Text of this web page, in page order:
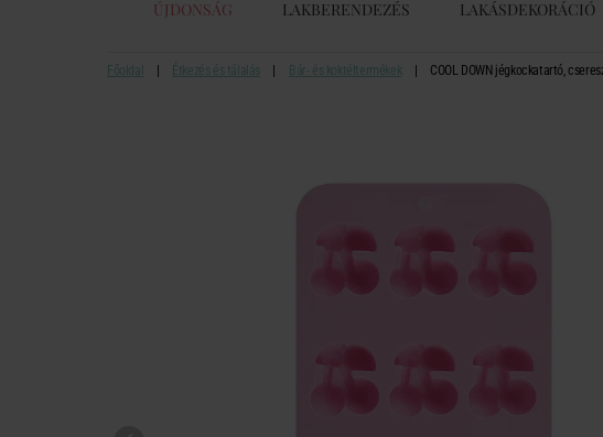
ÚJDONSÁG LAKBERENDEZÉS LAKÁSDEKORÁCIÓ
Főoldal Étkezés és tálalás Bár- és koktéltermékek COOL DOWN jégkockatartó,